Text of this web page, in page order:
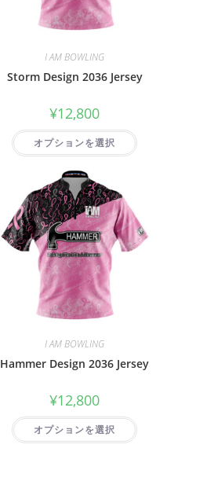
I AM BOWLING
Storm Design 2036 Jersey
¥12,800
オプションを選択
I AM BOWLING
Hammer Design 2036 Jersey
¥12,800
オプションを選択